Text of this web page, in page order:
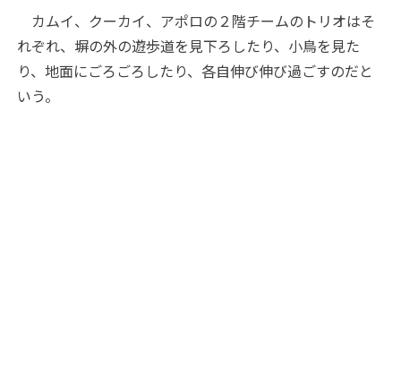
カムイ、クーカイ、アポロの２階チームのトリオはそ
れぞれ、塀の外の遊歩道を見下ろしたり、小鳥を見た
り、地面にごろごろしたり、各自伸び伸び過ごすのだと
いう。